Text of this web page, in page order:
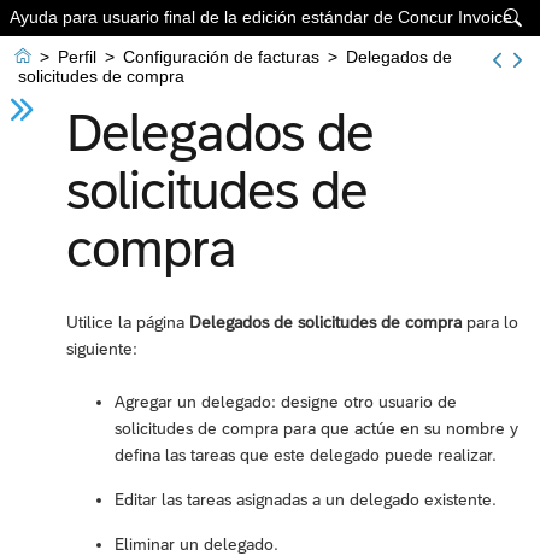

Ayuda para usuario final de la edición estándar de Concur Invoice
 > Perfil > Configuración de facturas > Delegados de
solicitudes de compra
Delegados de
solicitudes de
compra
Utilice la página Delegados de solicitudes de compra para lo
siguiente:
Agregar un delegado: designe otro usuario de
solicitudes de compra para que actúe en su nombre y
defina las tareas que este delegado puede realizar.
Editar las tareas asignadas a un delegado existente.
Eliminar un delegado.